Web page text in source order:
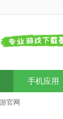
手机应用
官网